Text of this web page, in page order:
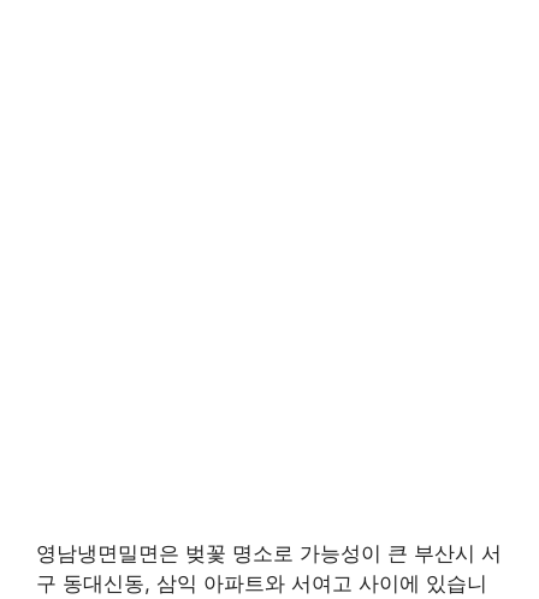
영남냉면밀면은 벚꽃 명소로 가능성이 큰 부산시 서
구 동대신동, 삼익 아파트와 서여고 사이에 있습니